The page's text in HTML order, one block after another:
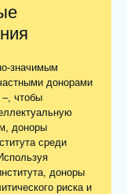
значимым
донорами
чтобы
доноры
среди
доноры
риска и